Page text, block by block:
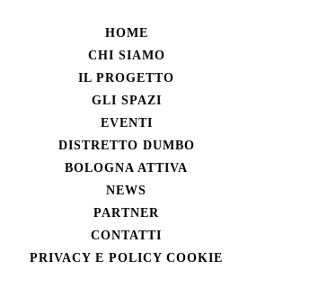
HOME
CHI SIAMO
IL PROGETTO
GLI SPAZI
EVENTI
DISTRETTO DUMBO
BOLOGNA ATTIVA
NEWS
PARTNER
CONTATTI
PRIVACY E POLICY COOKIE